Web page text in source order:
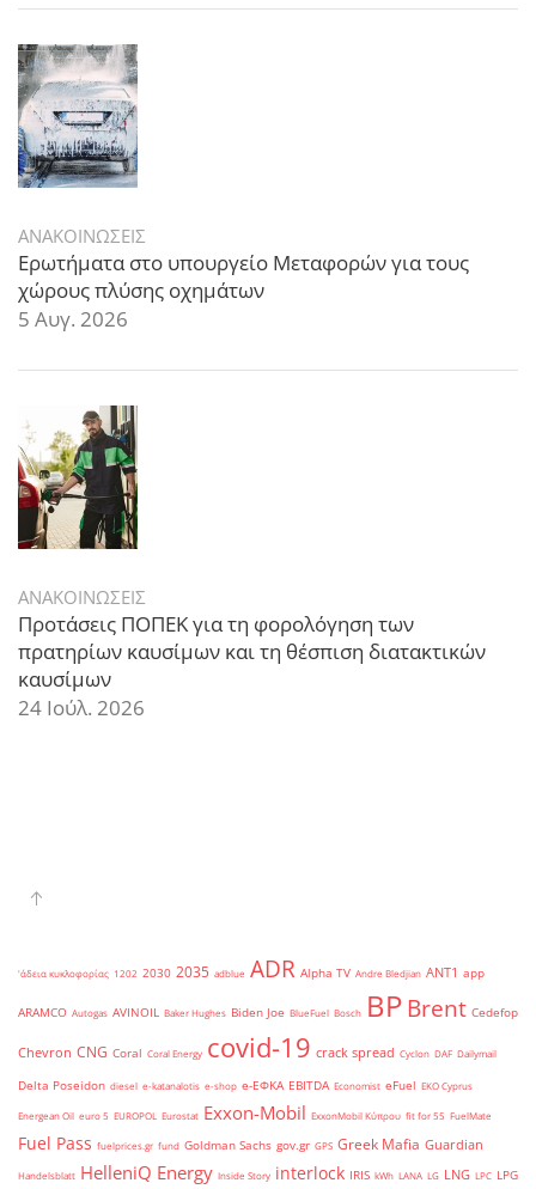
ΑΝΑΚΟΙΝΩΣΕΙΣ
Ερωτήματα στο υπουργείο Μεταφορών για τους
χώρους πλύσης οχημάτων
5 Αυγ. 2026
ΑΝΑΚΟΙΝΩΣΕΙΣ
Προτάσεις ΠΟΠΕΚ για τη φορολόγηση των
πρατηρίων καυσίμων και τη θέσπιση διατακτικών
καυσίμων
24 Ιούλ. 2026
'άδεια κυκλοφορίας 1202 2030 2035 adblue ADR Alpha TV Andre Bledjian ANT1 app
ARAMCO Autogas AVINOIL Baker Hughes Biden Joe BlueFuel Bosch BPBrent Cedefop
Chevron CNG Coral Coral Energy covid-19 crack spread Cyclon DAF Dailymail
Delta Poseidon diesel e-katanalotis e-shop e-ΕΦΚΑ EBITDA Economist eFuel EKO Cyprus
Energean Oil euro 5 EUROPOL Eurostat Exxon-Mobil ExxonMobil Κύπρου fit for 55 FuelMate
Fuel Pass fuelprices.gr fund Goldman Sachs gov.gr GPS Greek Mafia Guardian
Handelsblatt HelleniQ Energy Inside Story interlock IRIS kWh LANA LG LNG LPC LPG